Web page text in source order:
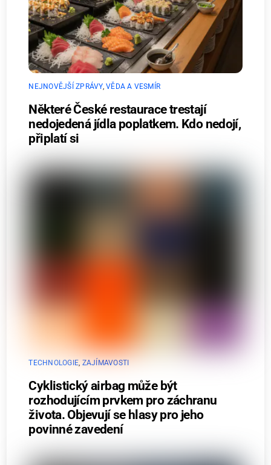
NEJNOVĚJŠÍ ZPRÁVY,VĚDA A VESMÍR
Některé České restaurace trestají
nedojedená jídla poplatkem. Kdo nedojí,
připlatí si
TECHNOLOGIE, ZAJÍMAVOSTI
Cyklistický airbag může být
rozhodujícím prvkem pro záchranu
života. Objevují se hlasy pro jeho
povinné zavedení